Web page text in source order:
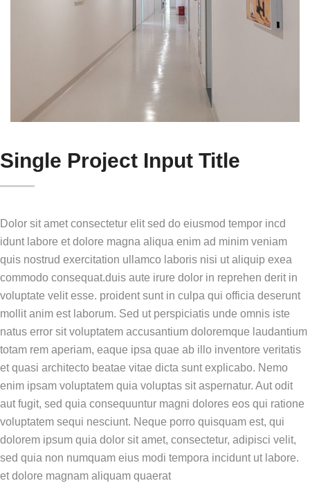
Single Project Input Title
Dolor sit amet consectetur elit sed do eiusmod tempor incd
idunt labore et dolore magna aliqua enim ad minim veniam
quis nostrud exercitation ullamco laboris nisi ut aliquip exea
commodo consequat.duis aute irure dolor in reprehen derit in
voluptate velit esse. proident sunt in culpa qui officia deserunt
mollit anim est laborum. Sed ut perspiciatis unde omnis iste
natus error sit voluptatem accusantium doloremque laudantium
totam rem aperiam, eaque ipsa quae ab illo inventore veritatis
et quasi architecto beatae vitae dicta sunt explicabo. Nemo
enim ipsam voluptatem quia voluptas sit aspernatur. Aut odit
aut fugit, sed quia consequuntur magni dolores eos qui ratione
voluptatem sequi nesciunt. Neque porro quisquam est, qui
dolorem ipsum quia dolor sit amet, consectetur, adipisci velit,
sed quia non numquam eius modi tempora incidunt ut labore.
et dolore magnam aliquam quaerat